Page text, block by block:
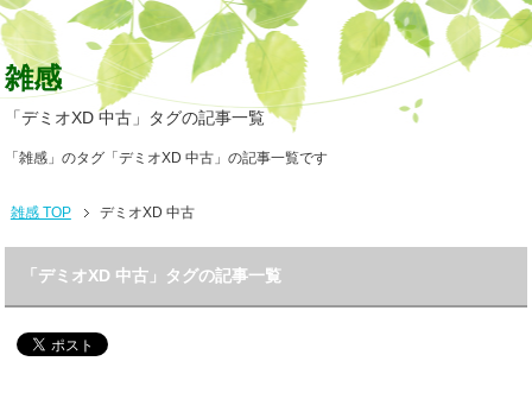
雑感
「デミオXD 中古」タグの記事一覧
「雑感」のタグ「デミオXD 中古」の記事一覧です
雑感 TOP デミオXD 中古
「デミオXD 中古」タグの記事一覧